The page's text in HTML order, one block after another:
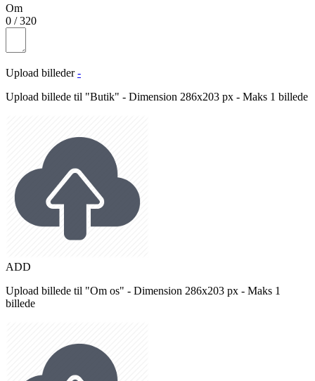
Om
0 /320
Upload billeder -
Upload billede til "Butik" - Dimension 286x203 px - Maks 1 billede
ADD
Upload billede til "Om os" - Dimension 286x203 px - Maks 1
billede